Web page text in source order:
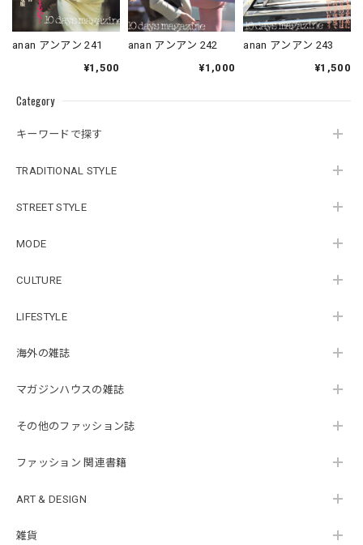
Category
キーワードで探す
TRADITIONAL STYLE
STREET STYLE
MODE
CULTURE
LIFESTYLE
海外の雑誌
マガジンハウスの雑誌
その他のファッション誌
ファッション 関連書籍
ART & DESIGN
雑貨
anan アンアン 241
¥1,500
anan アンアン 242
¥1,000
anan アンアン 243
¥1,500